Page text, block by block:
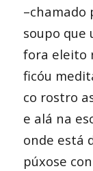
–chamado
soupo que
fora eleito
ficóu
co rostro
e alá na
onde está
púxose